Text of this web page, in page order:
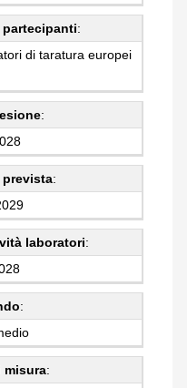
partecipanti:
di taratura europei
:
:
laboratori:
:
misura: